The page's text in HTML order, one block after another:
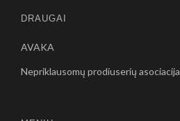
DRAUGAI
AVAKA
Nepriklausomų prodiuserių asociacija